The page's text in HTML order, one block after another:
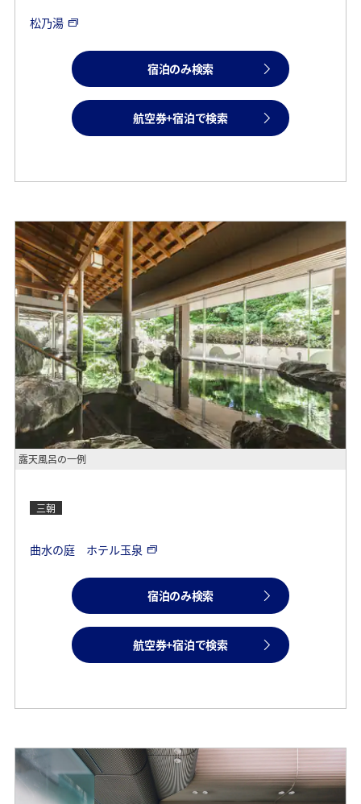
松乃湯
宿泊のみ検索
航空券+宿泊で検索
露天風呂の一例
三朝
曲水の庭 ホテル玉泉
宿泊のみ検索
航空券+宿泊で検索